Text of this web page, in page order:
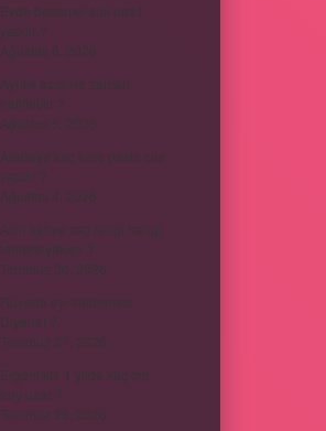
Evde besamel sos nasıl
yapılır ?
Ağustos 6, 2026
Ayrılık acısı ne zaman
hafifletilir ?
Ağustos 5, 2026
Arabaya kaç kere pasta cila
yapılır ?
Ağustos 4, 2026
Altın kahve saç rengi hangi
tenlere yakışır ?
Temmuz 30, 2026
Rüyada ayı saldırması
Diyanet ?
Temmuz 27, 2026
Ergenlikte 1 yılda kaç cm
boy uzar ?
Temmuz 25, 2026